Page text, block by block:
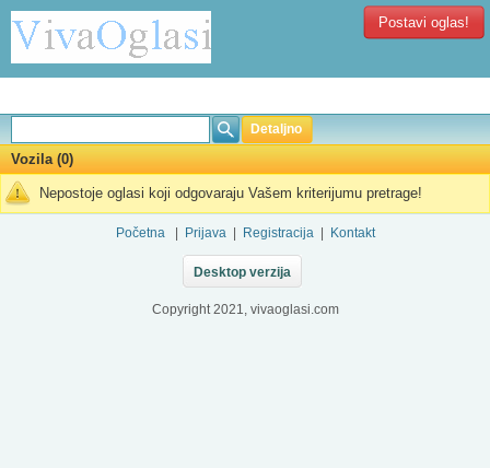
Postavi oglas!
Detaljno
Vozila (0)
Nepostoje oglasi koji odgovaraju Vašem kriterijumu pretrage!
Početna Prijava Registracija Kontakt
Desktop verzija
Copyright 2021, vivaoglasi.com